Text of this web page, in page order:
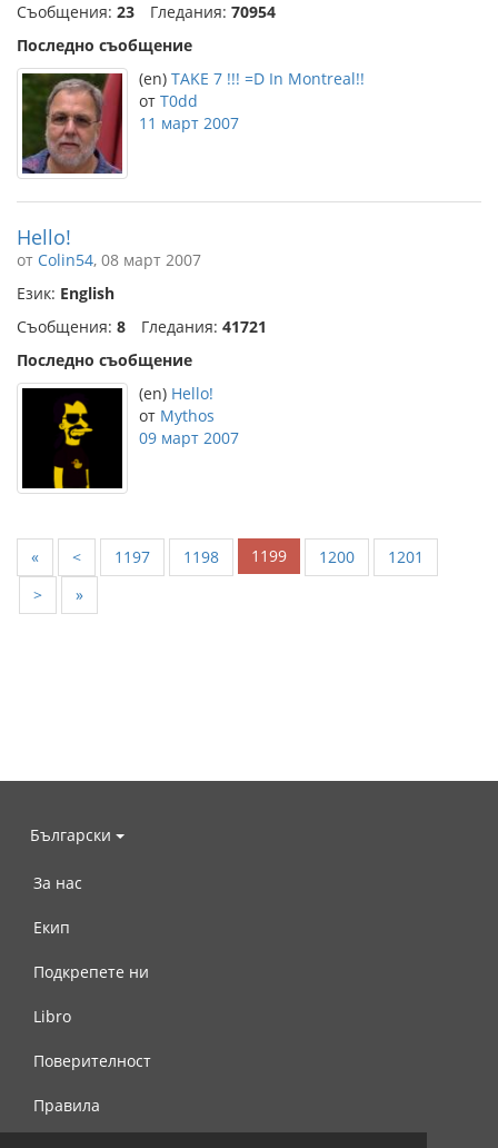
Съобщения: 23 Гледания: 70954
Последно съобщение
(en) TAKE 7 !!! =D In Montreal!!
от T0dd
11 март 2007
Hello!
от Colin54, 08 март 2007
Език: English
Съобщения: 8 Гледания: 41721
Последно съобщение
(en) Hello!
от Mythos
09 март 2007
« < 1197 1198 1199 1200
1201
>
»
Български
За нас
Екип
Подкрепете ни
Libro
Поверителност
Правила